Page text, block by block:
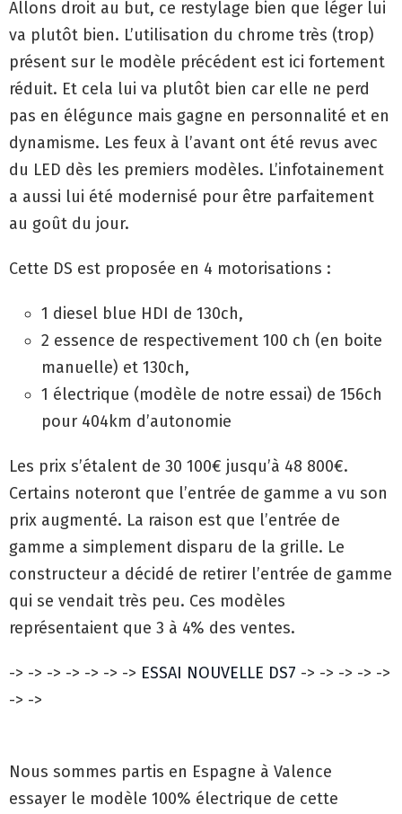
Allons droit au but, ce restylage bien que léger lui
va plutôt bien. L’utilisation du chrome très (trop)
présent sur le modèle précédent est ici fortement
réduit. Et cela lui va plutôt bien car elle ne perd
pas en élégunce mais gagne en personnalité et en
dynamisme. Les feux à l’avant ont été revus avec
du LED dès les premiers modèles. L’infotainement
a aussi lui été modernisé pour être parfaitement
au goût du jour.
Cette DS est proposée en 4 motorisations :
1 diesel blue HDI de 130ch,
2 essence de respectivement 100 ch (en boite
manuelle) et 130ch,
1 électrique (modèle de notre essai) de 156ch
pour 404km d’autonomie
Les prix s’étalent de 30 100€ jusqu’à 48 800€.
Certains noteront que l’entrée de gamme a vu son
prix augmenté. La raison est que l’entrée de
gamme a simplement disparu de la grille. Le
constructeur a décidé de retirer l’entrée de gamme
qui se vendait très peu. Ces modèles
représentaient que 3 à 4% des ventes.
-> -> -> -> -> -> -> ESSAI NOUVELLE DS7 -> -> -> -> ->
-> ->
Nous sommes partis en Espagne à Valence
essayer le modèle 100% électrique de cette